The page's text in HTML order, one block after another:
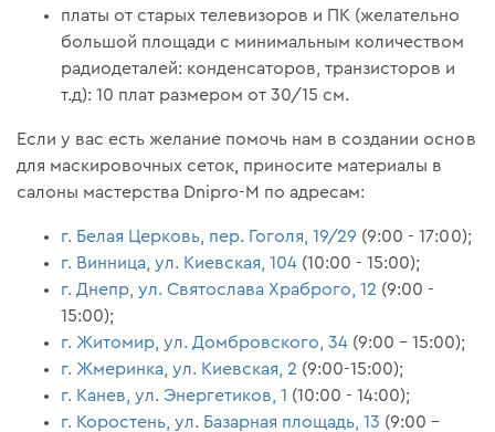
платы от старых телевизоров и ПК (желательно
большой площади с минимальным количеством
радиодеталей: конденсаторов, транзисторов и
т.д): 10 плат размером от 30/15 см.
Если у вас есть желание помочь нам в создании основ
для маскировочных сеток, приносите материалы в
салоны мастерства Dnipro-M по адресам:
г. Белая Церковь, пер. Гоголя, 19/29 (9:00 - 17:00);
г. Винница, ул. Киевская, 104 (10:00 - 15:00);
г. Днепр, ул. Святослава Храброго, 12 (9:00 -
15:00);
г. Житомир, ул. Домбровского, 34 (9:00 – 15:00);
г. Жмеринка, ул. Киевская, 2 (9:00-15:00);
г. Канев, ул. Энергетиков, 1 (10:00 - 14:00);
г. Коростень, ул. Базарная площадь, 13 (9:00 –